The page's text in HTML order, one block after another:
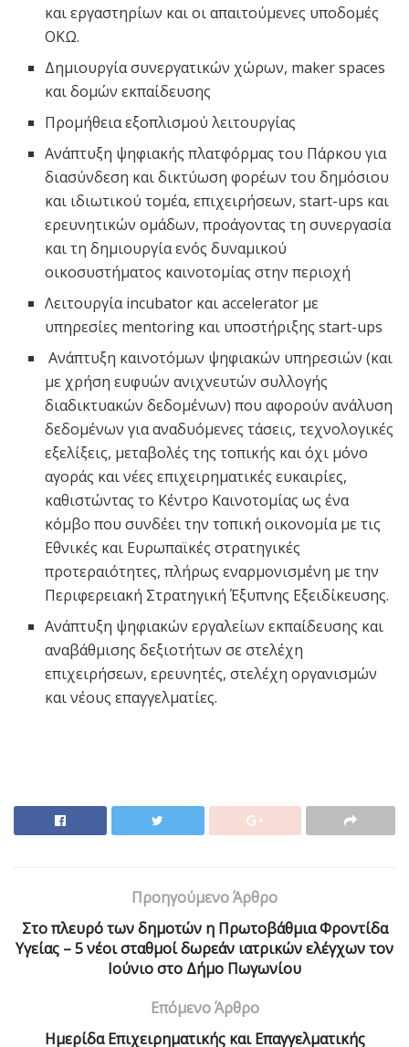
και εργαστηρίων και οι απαιτούμενες υποδομές
ΟΚΩ.
Δημιουργία συνεργατικών χώρων, maker spaces
και δομών εκπαίδευσης
Προμήθεια εξοπλισμού λειτουργίας
Ανάπτυξη ψηφιακής πλατφόρμας του Πάρκου για
διασύνδεση και δικτύωση φορέων του δημόσιου
και ιδιωτικού τομέα, επιχειρήσεων, start-ups και
ερευνητικών ομάδων, προάγοντας τη συνεργασία
και τη δημιουργία ενός δυναμικού
οικοσυστήματος καινοτομίας στην περιοχή
Λειτουργία incubator και accelerator με
υπηρεσίες mentoring και υποστήριξης start-ups
Ανάπτυξη καινοτόμων ψηφιακών υπηρεσιών (και
με χρήση ευφυών ανιχνευτών συλλογής
διαδικτυακών δεδομένων) που αφορούν ανάλυση
δεδομένων για αναδυόμενες τάσεις, τεχνολογικές
εξελίξεις, μεταβολές της τοπικής και όχι μόνο
αγοράς και νέες επιχειρηματικές ευκαιρίες,
καθιστώντας το Κέντρο Καινοτομίας ως ένα
κόμβο που συνδέει την τοπική οικονομία με τις
Εθνικές και Ευρωπαϊκές στρατηγικές
προτεραιότητες, πλήρως εναρμονισμένη με την
Περιφερειακή Στρατηγική Έξυπνης Εξειδίκευσης.
Ανάπτυξη ψηφιακών εργαλείων εκπαίδευσης και
αναβάθμισης δεξιοτήτων σε στελέχη
επιχειρήσεων, ερευνητές, στελέχη οργανισμών
και νέους επαγγελματίες.
Προηγούμενο Άρθρο
Στο πλευρό των δημοτών η Πρωτοβάθμια Φροντίδα
Υγείας – 5 νέοι σταθμοί δωρεάν ιατρικών ελέγχων τον
Ιούνιο στο Δήμο Πωγωνίου
Επόμενο Άρθρο
Ημερίδα Επιχειρηματικής και Επαγγελματικής